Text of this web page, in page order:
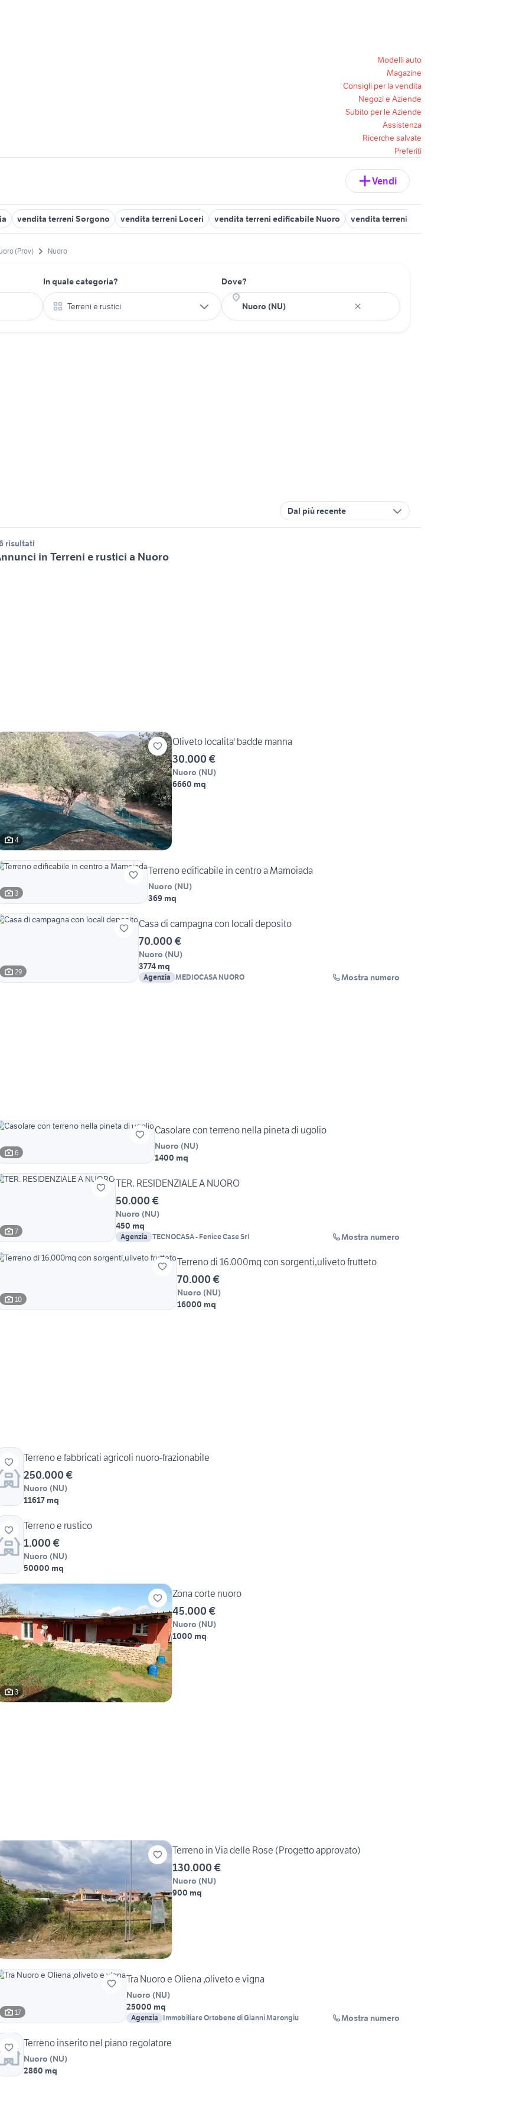
Modelli auto
Magazine
Consigli per la vendita
Negozi e Aziende
Subito per le Aziende
Assistenza
Ricerche salvate
Preferiti
Vendi
vendita terreni Sorgono vendita terreni Loceri vendita terreni edificabile Nuoro vendita terreni Orani
(Prov) Nuoro
In quale categoria?
Terreni e rustici
Dove?
Dal più recente
risultati
in Terreni e rustici a Nuoro
4
Oliveto localita' badde manna
30.000 €
Nuoro (NU)
6660 mq
3
Terreno edificabile in centro a Mamoiada
Nuoro (NU)
369 mq
29
Casa di campagna con locali deposito
70.000 €
Nuoro (NU)
3774 mq
Agenzia MEDIOCASA NUORO Mostra numero
6
Casolare con terreno nella pineta di ugolio
Nuoro (NU)
1400 mq
7
TER. RESIDENZIALE A NUORO
50.000 €
Nuoro (NU)
450 mq
Agenzia TECNOCASA - Fenice Case Srl Mostra numero
10
Terreno di 16.000mq con sorgenti,uliveto frutteto
70.000 €
Nuoro (NU)
16000 mq
Terreno e fabbricati agricoli nuoro-frazionabile
250.000 €
Nuoro (NU)
11617 mq
Terreno e rustico
1.000 €
Nuoro (NU)
50000 mq
3
Zona corte nuoro
45.000 €
Nuoro (NU)
1000 mq
Terreno in Via delle Rose (Progetto approvato)
130.000 €
Nuoro (NU)
900 mq
17
Tra Nuoro e Oliena ,oliveto e vigna
Nuoro (NU)
25000 mq
Agenzia Immobiliare Ortobene di Gianni Marongiu Mostra numero
Terreno inserito nel piano regolatore
Nuoro (NU)
2860 mq